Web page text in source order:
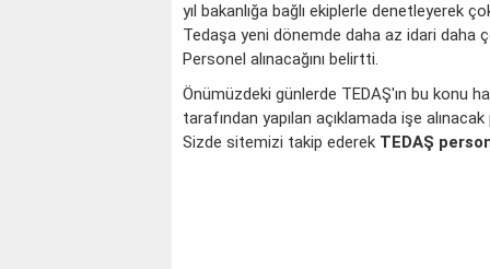
yıl bakanlığa bağlı ekiplerle denetleyerek
Tedaşa yeni dönemde daha az idari daha
Personel alınacağını belirtti.
Önümüzdeki günlerde TEDAŞ'ın bu konu
tarafından yapılan açıklamada işe
Sizde sitemizi takip ederek TEDAŞ